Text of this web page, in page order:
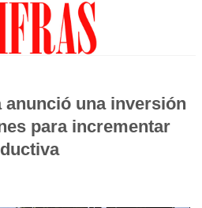
una inversión
para incrementar